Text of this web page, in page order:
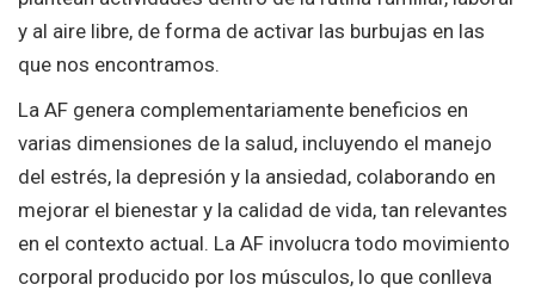
y al aire libre, de forma de activar las burbujas en las
que nos encontramos.
La AF genera complementariamente beneficios en
varias dimensiones de la salud, incluyendo el manejo
del estrés, la depresión y la ansiedad, colaborando en
mejorar el bienestar y la calidad de vida, tan relevantes
en el contexto actual. La AF involucra todo movimiento
corporal producido por los músculos, lo que conlleva